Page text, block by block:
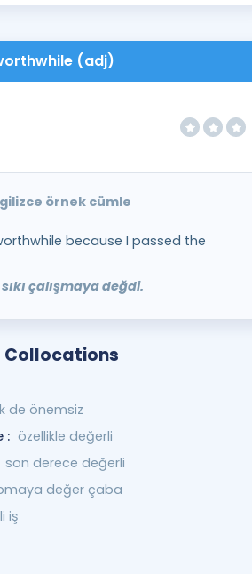
İngilizce
(adj)
örnek cümle
because I passed the
çalışmaya değdi.
de önemsiz
: özellikle değerli
son derece değerli
değer çaba
iş